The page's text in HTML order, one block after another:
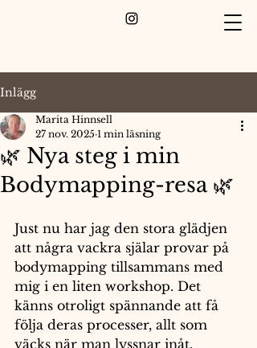
Inlägg
🌿 Nya steg i min
Bodymapping-resa 🌿
Marita Hinnsell
27 nov. 2025 1 min läsning
Just nu har jag den stora glädjen
att några vackra själar provar på
bodymapping tillsammans med
mig i en liten workshop. Det
känns otroligt spännande att få
följa deras processer, allt som
väcks när man lyssnar inåt,